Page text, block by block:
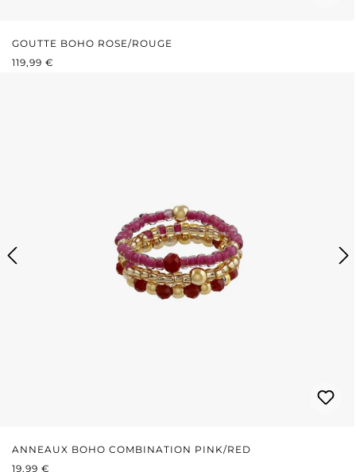
GOUTTE BOHO ROSE/ROUGE
PRIX RÉGULIER :
119,99 €
ANNEAUX BOHO COMBINATION PINK/RED
PRIX RÉGULIER :
19,99 €